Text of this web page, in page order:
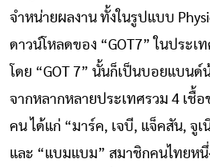
จำหน่ายผลงาน ทั้งในรูปแบบ
ดาวน์โหลดของ “GOT7” ในประเ
โดย “GOT 7” นั้นก็เป็นบอยแบน
จากหลากหลายประเทศรวม 4 เชื้
คน ได้แก่ “มาร์ค, เจบี, แจ็คสัน, จูเ
และ “แบมแบม” สมาชิกคนไทยหนึ่ง